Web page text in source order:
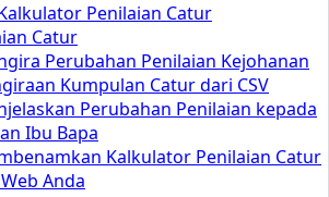
Penilaian Catur
Catur
Perubahan Penilaian Kejohanan
Kumpulan Catur dari CSV
Perubahan Penilaian kepada
Ibu Bapa
Kalkulator Penilaian Catur
Anda